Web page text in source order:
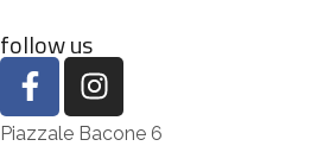
Piazzale Bacone 6
follow us